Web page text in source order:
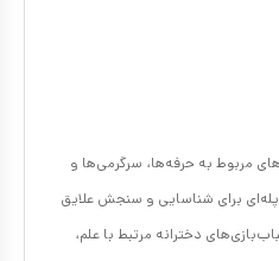
مربوط به حرفه‌ها، سرگرمی‌ها و
پله‌ای برای شناسایی و سنجش علایق
دخترانه مرتبط با علم،